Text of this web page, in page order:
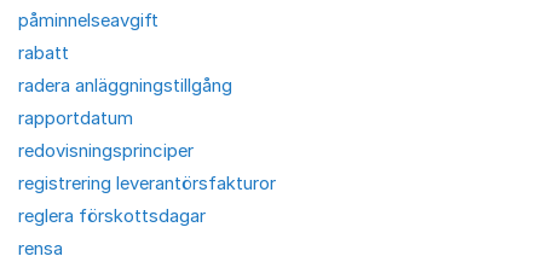
påminnelseavgift
rabatt
radera anläggningstillgång
rapportdatum
redovisningsprinciper
registrering leverantörsfakturor
reglera förskottsdagar
rensa